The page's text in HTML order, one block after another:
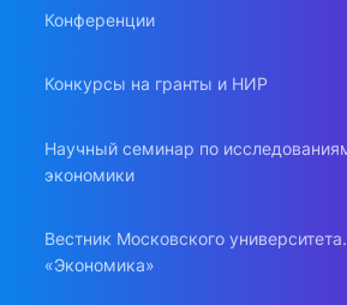
Конференции
Конкурсы на гранты и НИР
Научный семинар по
экономики
Вестник Московского
«Экономика»